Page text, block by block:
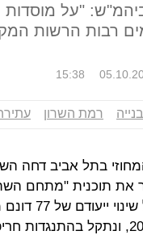
ביהמ"ש: "על
רבות הרשות
15:38 05.10.20
בנייה רמת השרון
בתל אביב דחה
השכונה